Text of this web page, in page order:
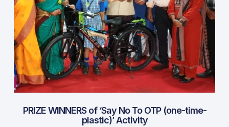
PRIZE WINNERS of ‘Say No To OTP (one-time-
plastic)’ Activity